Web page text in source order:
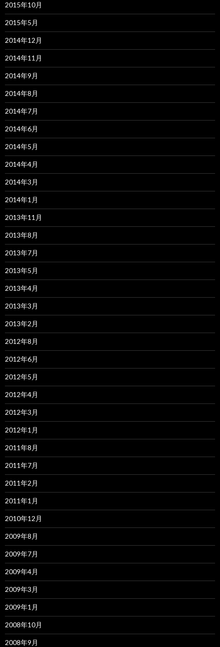
2015年10月
2015年5月
2014年12月
2014年11月
2014年9月
2014年8月
2014年7月
2014年6月
2014年5月
2014年4月
2014年3月
2014年1月
2013年11月
2013年8月
2013年7月
2013年5月
2013年4月
2013年3月
2013年2月
2012年8月
2012年6月
2012年5月
2012年4月
2012年3月
2012年1月
2011年8月
2011年7月
2011年2月
2011年1月
2010年12月
2009年8月
2009年7月
2009年4月
2009年3月
2009年1月
2008年10月
2008年9月